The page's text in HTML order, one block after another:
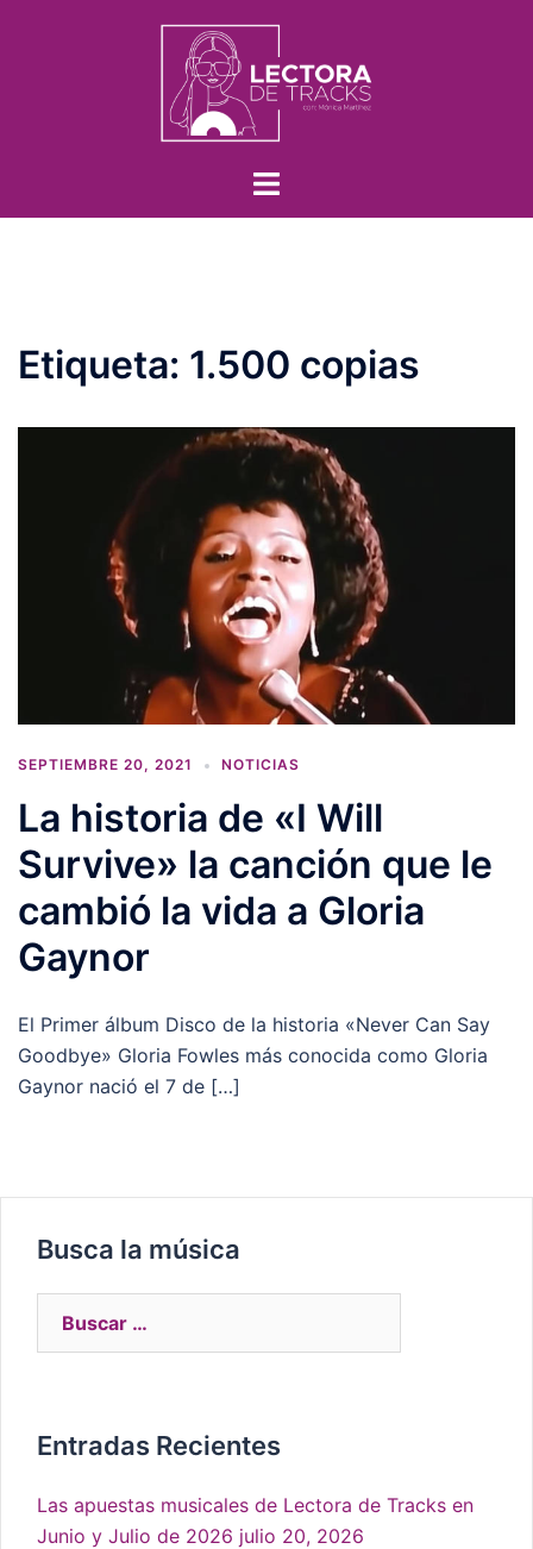
Etiqueta: 1.500 copias
SEPTIEMBRE 20, 2021 NOTICIAS
La historia de «I Will
Survive» la canción que le
cambió la vida a Gloria
Gaynor
El Primer álbum Disco de la historia «Never Can Say
Goodbye» Gloria Fowles más conocida como Gloria
Gaynor nació el 7 de […]
Busca la música
Entradas Recientes
Las apuestas musicales de Lectora de Tracks en
Junio y Julio de 2026 julio 20, 2026